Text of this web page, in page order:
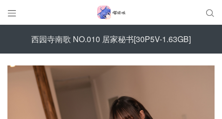
 
西园寺南歌 NO.010 居家秘书[30P5V-1.63GB]